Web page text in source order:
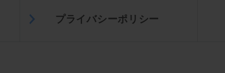
プライバシーポリシー